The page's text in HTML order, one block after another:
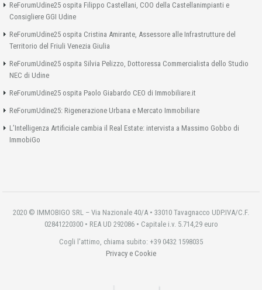
ReForumUdine25 ospita Filippo Castellani, COO della Castellanimpianti e
Consigliere GGI Udine
ReForumUdine25 ospita Cristina Amirante, Assessore alle Infrastrutture del
Territorio del Friuli Venezia Giulia
ReForumUdine25 ospita Silvia Pelizzo, Dottoressa Commercialista dello Studio
NEC di Udine
ReForumUdine25 ospita Paolo Giabardo CEO di Immobiliare.it
ReForumUdine25: Rigenerazione Urbana e Mercato Immobiliare
L’Intelligenza Artificiale cambia il Real Estate: intervista a Massimo Gobbo di
ImmobiGo
2020 © IMMOBIGO SRL – Via Nazionale 40/A • 33010 Tavagnacco UDP.IVA/C.F.
02841220300 • REA UD 292086 • Capitale i.v. 5.714,29 euro
Cogli l'attimo, chiama subito: +39 0432 1598035
Privacy e Cookie